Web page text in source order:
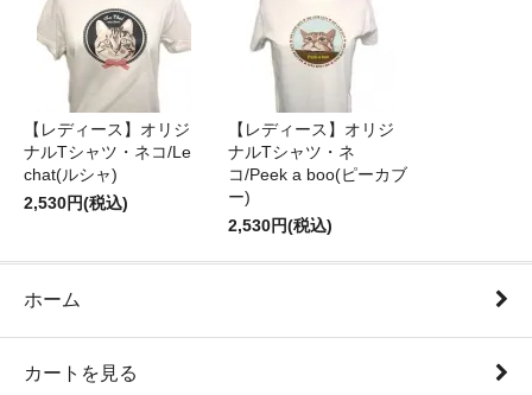
【レディース】オリジ
ナルTシャツ・ネコ/Le
chat(ルシャ)
2,530円(税込)
【レディース】オリジ
ナルTシャツ・ネ
コ/Peek a boo(ピーカブ
ー)
2,530円(税込)
ホーム
カートを見る